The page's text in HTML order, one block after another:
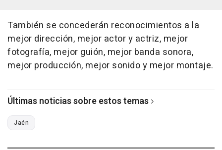
También se concederán reconocimientos a la
mejor dirección, mejor actor y actriz, mejor
fotografía, mejor guión, mejor banda sonora,
mejor producción, mejor sonido y mejor montaje.
Últimas noticias sobre estos temas
Jaén